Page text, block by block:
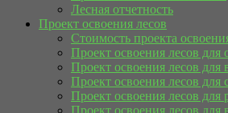
Лесная отчетность
Проект освоения лесов
Стоимость проекта
Проект освоения лесов для
Проект освоения лесов для
Проект освоения лесов для
Проект освоения лесов